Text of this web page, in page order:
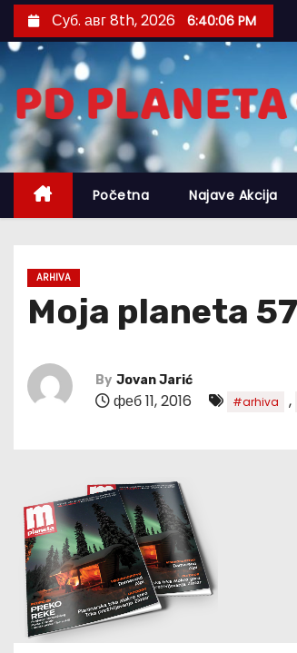
k
i
p
t
c
n
Суб. авг 8th, 2026 6:40:07 PM
Početna Najave Akcija
ARHIVA
Moja planeta
By Jovan Jarić
феб 11, 2016 #arhiva ,